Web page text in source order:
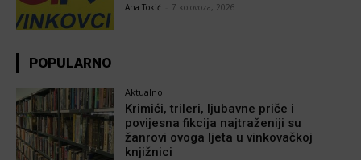
Ana Tokić 7 kolovoza, 2026
POPULARNO
Aktualno
Krimići, trileri, ljubavne priče i
povijesna fikcija najtraženiji su
žanrovi ovoga ljeta u vinkovačkoj
knjižnici